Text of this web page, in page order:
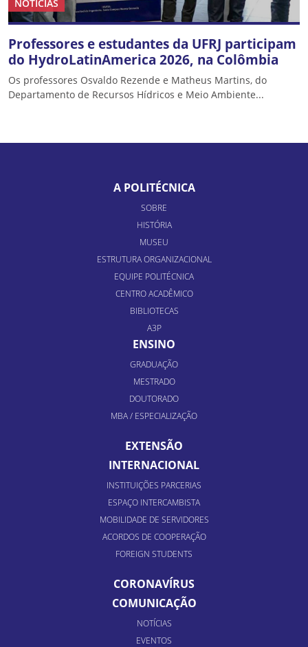
NOTÍCIAS
Professores e estudantes da UFRJ participam
do HydroLatinAmerica 2026, na Colômbia
Os professores Osvaldo Rezende e Matheus Martins, do
Departamento de Recursos Hídricos e Meio Ambiente...
A POLITÉCNICA
SOBRE
HISTÓRIA
MUSEU
ESTRUTURA ORGANIZACIONAL
EQUIPE POLITÉCNICA
CENTRO ACADÊMICO
BIBLIOTECAS
A3P
ENSINO
GRADUAÇÃO
MESTRADO
DOUTORADO
MBA / ESPECIALIZAÇÃO
EXTENSÃO
INTERNACIONAL
INSTITUIÇÕES PARCERIAS
ESPAÇO INTERCAMBISTA
MOBILIDADE DE SERVIDORES
ACORDOS DE COOPERAÇÃO
FOREIGN STUDENTS
CORONAVÍRUS
COMUNICAÇÃO
NOTÍCIAS
EVENTOS